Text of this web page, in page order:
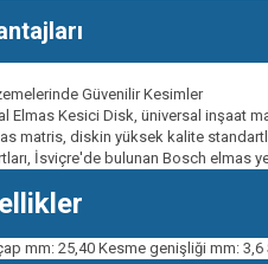
Güvenilir Kesimler
Elmas Kesici Disk, üniversal inşaat
matris, diskin yüksek kalite
İsviçre'de bulunan Bosch elmas
mm: 25,40 Kesme genişliği mm: